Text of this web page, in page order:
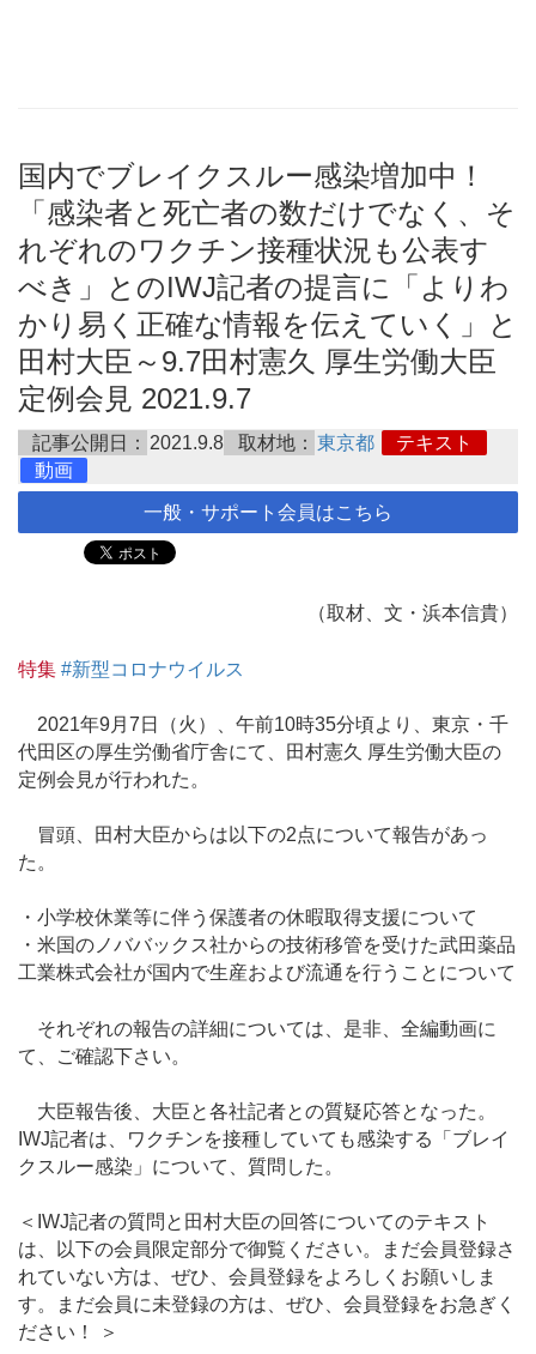
国内でブレイクスルー感染増加中！
「感染者と死亡者の数だけでなく、そ
れぞれのワクチン接種状況も公表す
べき」とのIWJ記者の提言に「よりわ
かり易く正確な情報を伝えていく」と
田村大臣～9.7田村憲久 厚生労働大臣
定例会見 2021.9.7
記事公開日： 2021.9.8 取材地： 東京都
テキスト
動画
一般・サポート会員はこちら
（取材、文・浜本信貴）
特集 #新型コロナウイルス
2021年9月7日（火）、午前10時35分頃より、東京・千
代田区の厚生労働省庁舎にて、田村憲久 厚生労働大臣の
定例会見が行われた。
冒頭、田村大臣からは以下の2点について報告があっ
た。
・小学校休業等に伴う保護者の休暇取得支援について
・米国のノババックス社からの技術移管を受けた武田薬品
工業株式会社が国内で生産および流通を行うことについて
それぞれの報告の詳細については、是非、全編動画に
て、ご確認下さい。
大臣報告後、大臣と各社記者との質疑応答となった。
IWJ記者は、ワクチンを接種していても感染する「ブレイ
クスルー感染」について、質問した。
＜IWJ記者の質問と田村大臣の回答についてのテキスト
は、以下の会員限定部分で御覧ください。まだ会員登録さ
れていない方は、ぜひ、会員登録をよろしくお願いしま
す。まだ会員に未登録の方は、ぜひ、会員登録をお急ぎく
ださい！ ＞